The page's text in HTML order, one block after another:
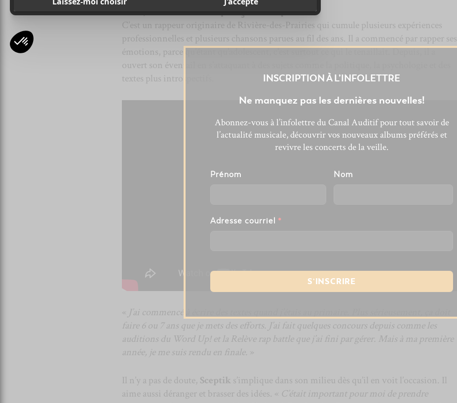
OK, mais c’est qui ça Sceptik?
C’est un rappeur originaire de Rivière-des-Prairies qui cumule plusieurs expériences
professionnelles et plusieurs chansons parues au fil des ans. Il a commencé par rapper ses
émotions, parce qu’étant qu’adolescent, c’est surtout ce qui le tenaillait. Depuis, il a
ouvert son éventail en s’attaquant à des sujets comme la politique, la psychologie et des
textes plus introspectifs.
« J’ai commencé à écrire des textes quand j’étais au primaire. Plus sérieusement, ça doit
faire 6 ou 7 ans que je mets des efforts. J’ai fait quelques concours depuis comme les
auditions du Word Up! et la Relève rap battle que j’ai fini par gérer. Mais à ma première
année, je me suis rendu en finale. »
Il n’y a pas de doute, Sceptik s’implique dans son milieu dès qu’il en voit l’occasion. Il
aime aussi déranger et brasser des idées. « C’était important pour moi de prendre
INSCRIPTION À L’INFOLETTRE
Ne manquez pas les dernières nouvelles!
Abonnez-vous à l’infolettre du Canal Auditif pour tout savoir de
l’actualité musicale, découvrir vos nouveaux albums préférés et
revivre les concerts de la veille.
Prénom Nom
Adresse courriel *